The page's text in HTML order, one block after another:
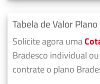
Tabela de Valor
Solicite agora uma
Bradesco individual
contrate o plano